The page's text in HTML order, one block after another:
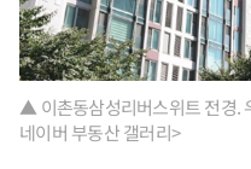
▲ 이촌동삼성리버스위트 전경.
네이버 부동산 갤러리>